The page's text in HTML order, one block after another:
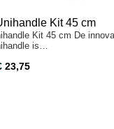
Kit 45 cm
Kit 45 cm De
is…
23,75